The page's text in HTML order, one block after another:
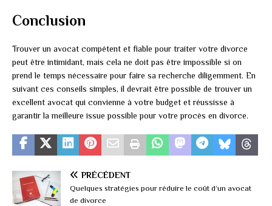
Conclusion
Trouver un avocat compétent et fiable pour traiter votre divorce
peut être intimidant, mais cela ne doit pas être impossible si on
prend le temps nécessaire pour faire sa recherche diligemment. En
suivant ces conseils simples, il devrait être possible de trouver un
excellent avocat qui convienne à votre budget et réussisse à
garantir la meilleure issue possible pour votre procès en divorce.
PRÉCÉDENT
Quelques stratégies pour réduire le coût d’un avocat
de divorce